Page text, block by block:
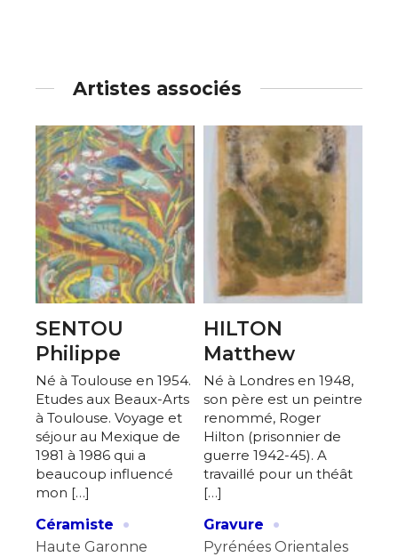
Artistes associés
SENTOU
Philippe
Né à Toulouse en 1954.
Etudes aux Beaux-Arts
à Toulouse. Voyage et
séjour au Mexique de
1981 à 1986 qui a
beaucoup influencé
mon […]
Céramiste
·
Haute Garonne
HILTON
Matthew
Né à Londres en 1948,
son père est un peintre
renommé, Roger
Hilton (prisonnier de
guerre 1942-45). A
travaillé pour un théât
[…]
Gravure
·
Pyrénées Orientales